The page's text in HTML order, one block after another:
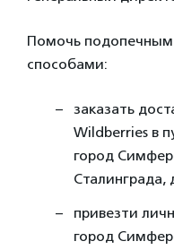
Помочь
способами:
заказать
Wildberries в
город
Сталинграда,
привезти
город